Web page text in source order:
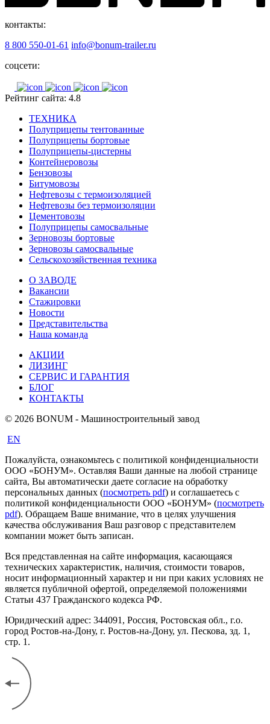
контакты:
8 800 550-01-61 info@bonum-trailer.ru
соцсети:
Рейтинг сайта: 4.8
ТЕХНИКА
Полуприцепы тентованные
Полуприцепы бортовые
Полуприцепы-цистерны
Контейнеровозы
Бензовозы
Битумовозы
Нефтевозы с термоизоляцией
Нефтевозы без термоизоляции
Цементовозы
Полуприцепы самосвальные
Зерновозы бортовые
Зерновозы самосвальные
Сельскохозяйственная техника
О ЗАВОДЕ
Вакансии
Стажировки
Новости
Представительства
Наша команда
АКЦИИ
ЛИЗИНГ
СЕРВИС И ГАРАНТИЯ
БЛОГ
КОНТАКТЫ
© 2026 BONUM - Машиностроительный завод
EN
Пожалуйста, ознакомьтесь с политикой конфиденциальности
ООО «БОНУМ». Оставляя Ваши данные на любой странице
сайта, Вы автоматически даете согласие на обработку
персональных данных (посмотреть pdf) и соглашаетесь с
политикой конфиденциальности ООО «БОНУМ» (посмотреть
pdf). Обращаем Ваше внимание, что в целях улучшения
качества обслуживания Ваш разговор с представителем
компании может быть записан.
Вся представленная на сайте информация, касающаяся
технических характеристик, наличия, стоимости товаров,
носит информационный характер и ни при каких условиях не
является публичной офертой, определяемой положениями
Статьи 437 Гражданского кодекса РФ.
Юридический адрес: 344091, Россия, Ростовская обл., г.о.
город Ростов-на-Дону, г. Ростов-на-Дону, ул. Пескова, зд. 1,
стр. 1.